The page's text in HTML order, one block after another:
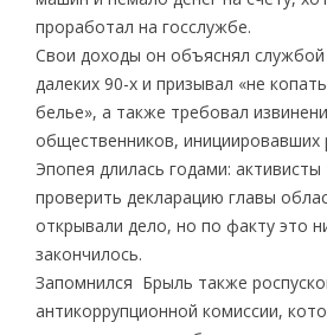
проработал на госслужбе.
Свои доходы он объяснял
далеких 90-х и призывал «не
белье», а также требовал
общественников, инициировавших
Эпопея длилась годами:
проверить декларацию главы
открывали дело, но по факту это
закончилось.
Запомнился Брыль также
антикоррупционной комиссии,